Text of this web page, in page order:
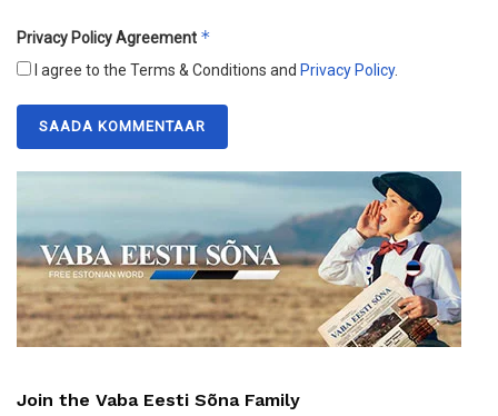
Privacy Policy Agreement *
I agree to the Terms & Conditions and Privacy Policy.
Join the Vaba Eesti Sõna Family